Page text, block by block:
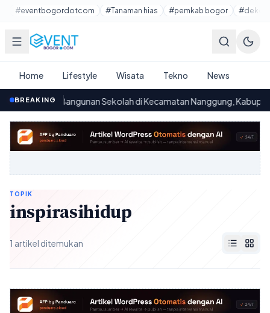
Lewati ke konten utama
#eventbogordotcom #Tanaman hias #pemkab bogor
Home Lifestyle Wisata Tekno News
BREAKING
Persoalan Bangunan Sekolah di Kecamatan Nanggung,
TOPIK
inspirasihidup
1 artikel ditemukan